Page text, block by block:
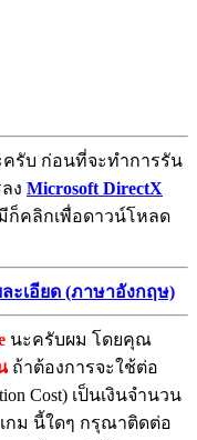
รับ ก่อนที่จะทำการรัน
ง Microsoft DirectX
ก็คลิกเพื่อดาวน์โหลด
ละเอียด (ภาษาอังกฤษ)
นะครับผม โดยคุณ
ถ้าต้องการจะใช้ต่อ
Cost) เป็นเงินจำนวน
กม นี้ใดๆ กรุณาติดต่อ